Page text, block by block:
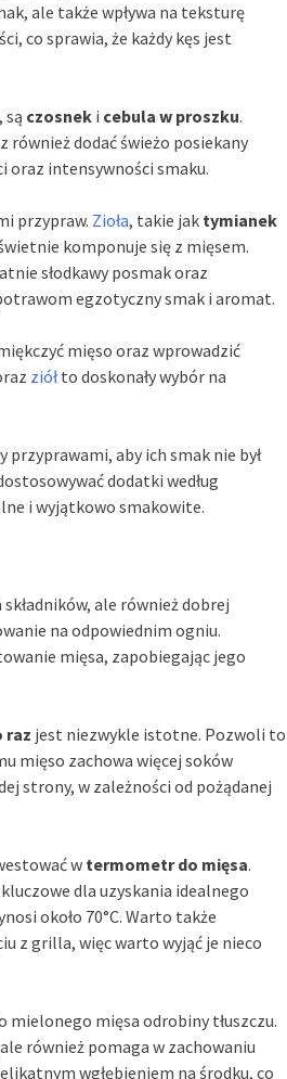
ale także wpływa na teksturę
co sprawia, że każdy kęs jest
są czosnek i cebula w proszku.
również dodać świeżo posiekany
oraz intensywności smaku.
przypraw. Zioła, takie jak tymianek
komponuje się z mięsem.
słodkawy posmak oraz
egzotyczny smak i aromat.
mięso oraz wprowadzić
ziółto doskonały wybór na
aby ich smak nie był
dodatki według
i wyjątkowo smakowite.
ale również dobrej
na odpowiednim ogniu.
mięsa, zapobiegając jego
raz jest niezwykle istotne. Pozwoli to
mięso zachowa więcej soków
strony, w zależności od pożądanej
w termometr do mięsa.
dla uzyskania idealnego
około 70°C. Warto także
z grilla, więc warto wyjąć je nieco
mielonego mięsa odrobiny tłuszczu.
również pomaga w zachowaniu
wgłębieniem na środku, co